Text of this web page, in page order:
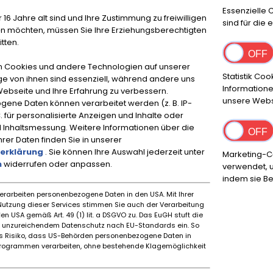
HÄUFIG GESTELLTE
auf Deine Frage findest,
16 Jahre alt sind und Ihre Zustimmung zu freiwilligen
möchten, müssen Sie Ihre Erziehungsberechtigten
Cookies und andere Technologien auf unserer
von ihnen sind essenziell, während andere uns
und Ihre Erfahrung zu verbessern.
Daten können verarbeitet werden (z. B. IP-
für personalisierte Anzeigen und Inhalte oder
Weitere Informationen über die
Daten finden Sie in unserer
. Sie können Ihre Auswahl jederzeit unter
widerrufen oder anpassen.
personenbezogene Daten in den USA. Mit Ihrer
dieser Services stimmen Sie auch der Verarbeitung
USA gemäß Art. 49 (1) lit. a DSGVO zu. Das EuGH stuft die
unzureichendem Datenschutz nach EU-Standards ein. So
dass US-Behörden personenbezogene Daten in
verarbeiten, ohne bestehende Klagemöglichkeit
Essenzielle
sind für die
Statistik
unsere
Marketing-
verwendet,
indem sie